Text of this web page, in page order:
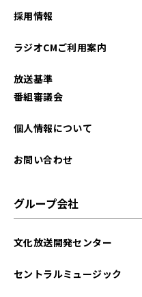
採用情報
ラジオCMご利用案内
放送基準
番組審議会
個人情報について
お問い合わせ
グループ会社
文化放送開発センター
セントラルミュージック